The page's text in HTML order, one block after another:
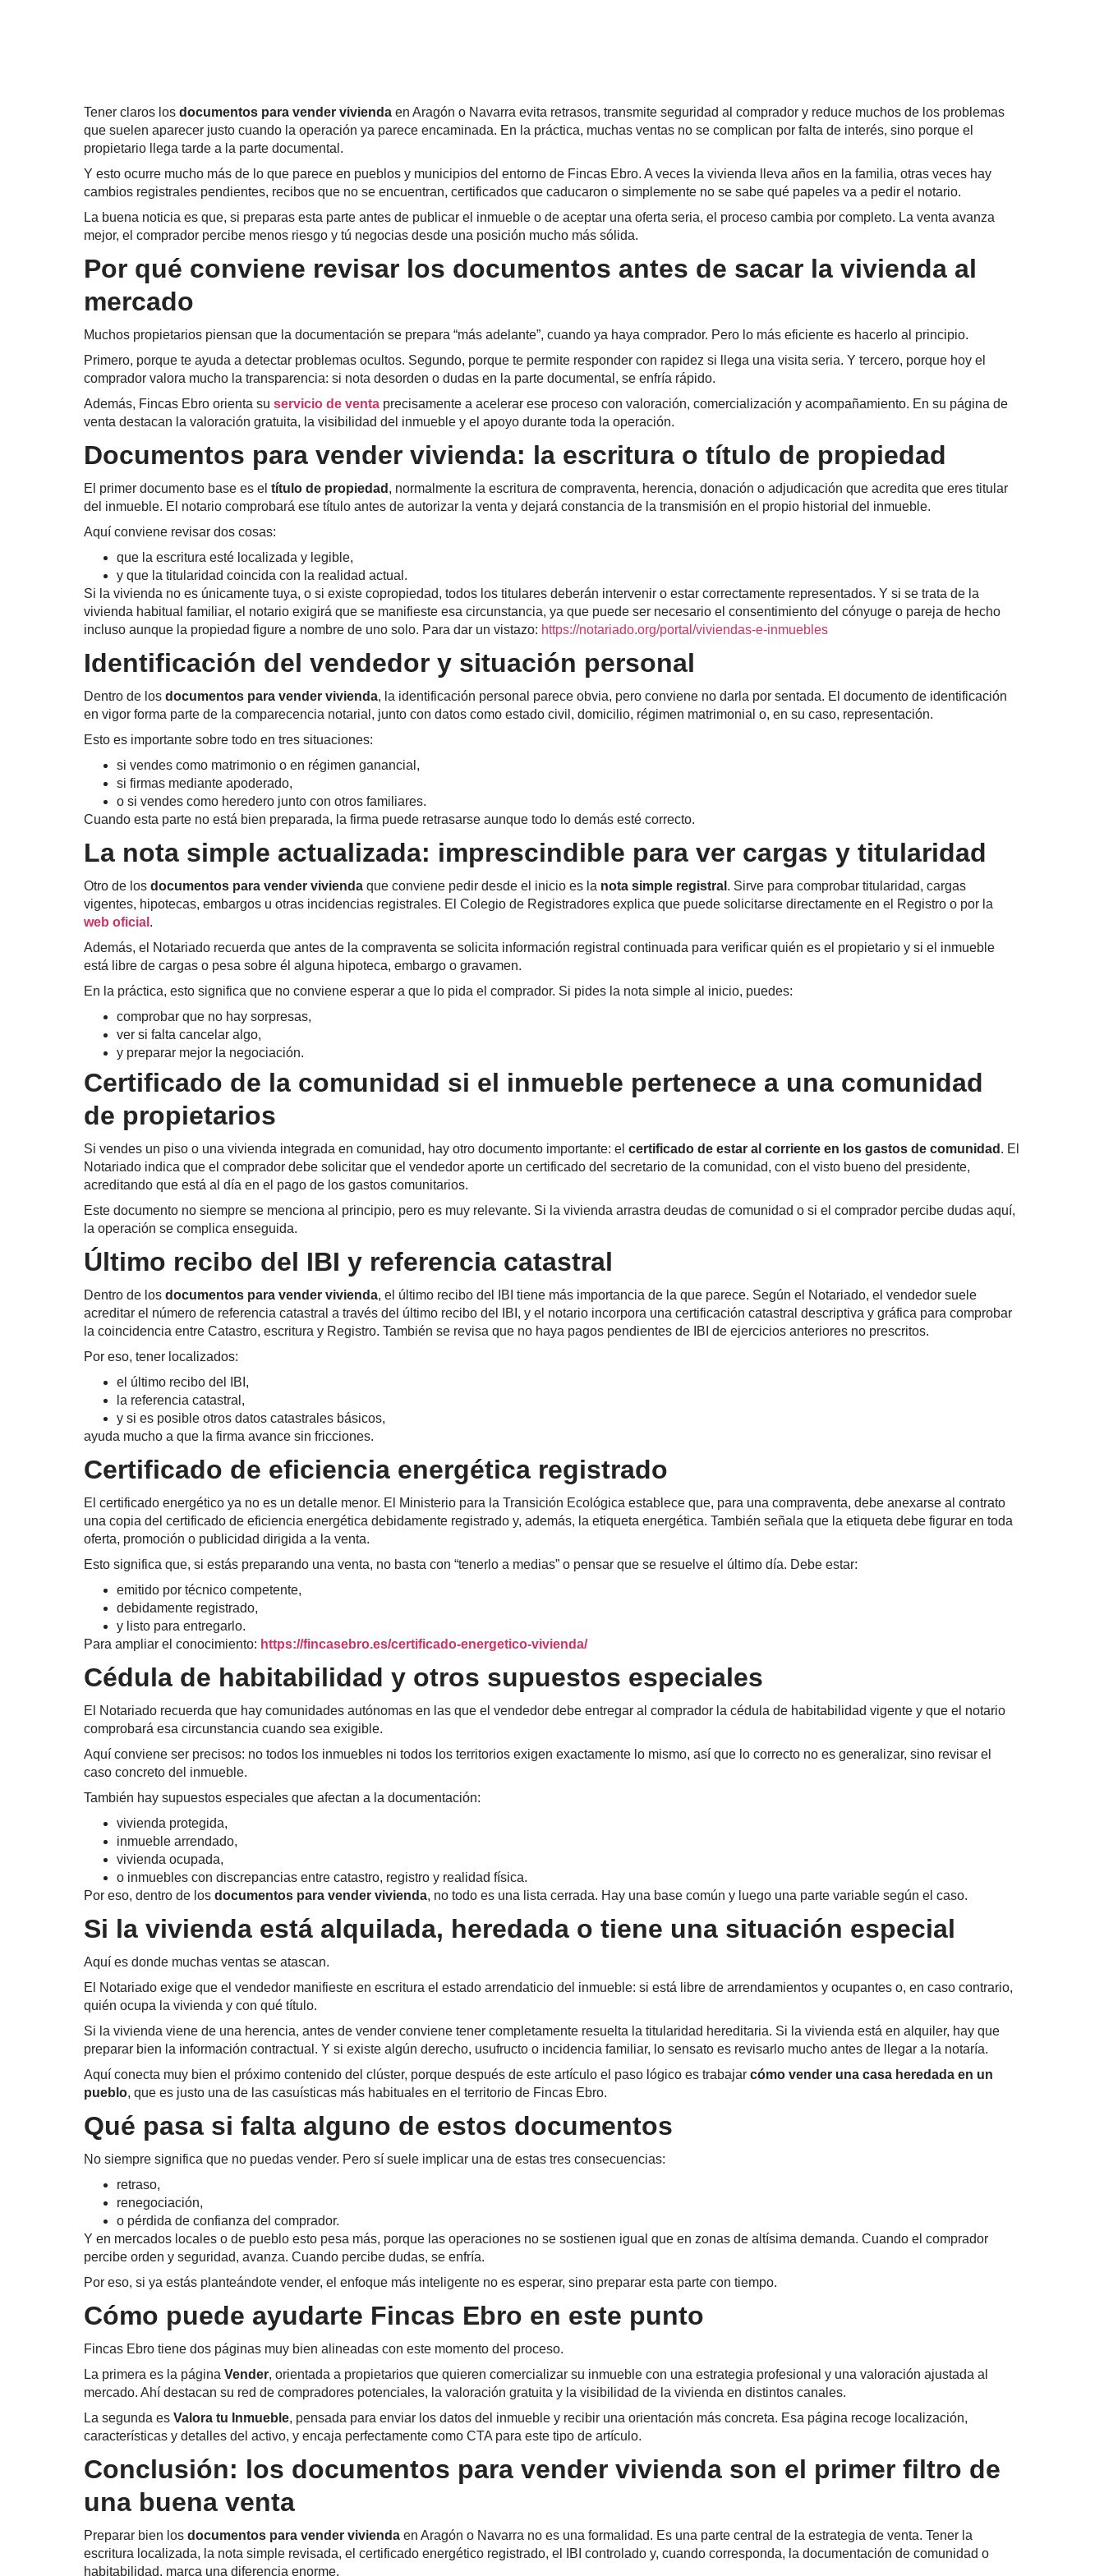
Tener claros los documentos para vender vivienda en Aragón o Navarra evita retrasos, transmite seguridad al comprador y reduce muchos de los problemas
que suelen aparecer justo cuando la operación ya parece encaminada. En la práctica, muchas ventas no se complican por falta de interés, sino porque el
propietario llega tarde a la parte documental.
Y esto ocurre mucho más de lo que parece en pueblos y municipios del entorno de Fincas Ebro. A veces la vivienda lleva años en la familia, otras veces hay
cambios registrales pendientes, recibos que no se encuentran, certificados que caducaron o simplemente no se sabe qué papeles va a pedir el notario.
La buena noticia es que, si preparas esta parte antes de publicar el inmueble o de aceptar una oferta seria, el proceso cambia por completo. La venta avanza
mejor, el comprador percibe menos riesgo y tú negocias desde una posición mucho más sólida.
Por qué conviene revisar los documentos antes de sacar la vivienda al
mercado
Muchos propietarios piensan que la documentación se prepara “más adelante”, cuando ya haya comprador. Pero lo más eficiente es hacerlo al principio.
Primero, porque te ayuda a detectar problemas ocultos. Segundo, porque te permite responder con rapidez si llega una visita seria. Y tercero, porque hoy el
comprador valora mucho la transparencia: si nota desorden o dudas en la parte documental, se enfría rápido.
Además, Fincas Ebro orienta su servicio de venta precisamente a acelerar ese proceso con valoración, comercialización y acompañamiento. En su página de
venta destacan la valoración gratuita, la visibilidad del inmueble y el apoyo durante toda la operación.
Documentos para vender vivienda: la escritura o título de propiedad
El primer documento base es el título de propiedad , normalmente la escritura de compraventa, herencia, donación o adjudicación que acredita que eres titular
del inmueble. El notario comprobará ese título antes de autorizar la venta y dejará constancia de la transmisión en el propio historial del inmueble.
Aquí conviene revisar dos cosas:
que la escritura esté localizada y legible,
y que la titularidad coincida con la realidad actual.
Si la vivienda no es únicamente tuya, o si existe copropiedad, todos los titulares deberán intervenir o estar correctamente representados. Y si se trata de la
vivienda habitual familiar, el notario exigirá que se manifieste esa circunstancia, ya que puede ser necesario el consentimiento del cónyuge o pareja de hecho
incluso aunque la propiedad figure a nombre de uno solo. Para dar un vistazo: https://notariado.org/portal/viviendas-e-inmuebles
Identificación del vendedor y situación personal
Dentro de los documentos para vender vivienda, la identificación personal parece obvia, pero conviene no darla por sentada. El documento de identificación
en vigor forma parte de la comparecencia notarial, junto con datos como estado civil, domicilio, régimen matrimonial o, en su caso, representación.
Esto es importante sobre todo en tres situaciones:
si vendes como matrimonio o en régimen ganancial,
si firmas mediante apoderado,
o si vendes como heredero junto con otros familiares.
Cuando esta parte no está bien preparada, la firma puede retrasarse aunque todo lo demás esté correcto.
La nota simple actualizada: imprescindible para ver cargas y titularidad
Otro de los documentos para vender vivienda que conviene pedir desde el inicio es la nota simple registral . Sirve para comprobar titularidad, cargas
vigentes, hipotecas, embargos u otras incidencias registrales. El Colegio de Registradores explica que puede solicitarse directamente en el Registro o por la
web oficial .
Además, el Notariado recuerda que antes de la compraventa se solicita información registral continuada para verificar quién es el propietario y si el inmueble
está libre de cargas o pesa sobre él alguna hipoteca, embargo o gravamen.
En la práctica, esto significa que no conviene esperar a que lo pida el comprador. Si pides la nota simple al inicio, puedes:
comprobar que no hay sorpresas,
ver si falta cancelar algo,
y preparar mejor la negociación.
Certificado de la comunidad si el inmueble pertenece a una comunidad
de propietarios
Si vendes un piso o una vivienda integrada en comunidad, hay otro documento importante: el certificado de estar al corriente en los gastos de comunidad . El
Notariado indica que el comprador debe solicitar que el vendedor aporte un certificado del secretario de la comunidad, con el visto bueno del presidente,
acreditando que está al día en el pago de los gastos comunitarios.
Este documento no siempre se menciona al principio, pero es muy relevante. Si la vivienda arrastra deudas de comunidad o si el comprador percibe dudas aquí,
la operación se complica enseguida.
Último recibo del IBI y referencia catastral
Dentro de los documentos para vender vivienda, el último recibo del IBI tiene más importancia de la que parece. Según el Notariado, el vendedor suele
acreditar el número de referencia catastral a través del último recibo del IBI, y el notario incorpora una certificación catastral descriptiva y gráfica para comprobar
la coincidencia entre Catastro, escritura y Registro. También se revisa que no haya pagos pendientes de IBI de ejercicios anteriores no prescritos.
Por eso, tener localizados:
el último recibo del IBI,
la referencia catastral,
y si es posible otros datos catastrales básicos,
ayuda mucho a que la firma avance sin fricciones.
Certificado de eficiencia energética registrado
El certificado energético ya no es un detalle menor. El Ministerio para la Transición Ecológica establece que, para una compraventa, debe anexarse al contrato
una copia del certificado de eficiencia energética debidamente registrado y, además, la etiqueta energética. También señala que la etiqueta debe figurar en toda
oferta, promoción o publicidad dirigida a la venta.
Esto significa que, si estás preparando una venta, no basta con “tenerlo a medias” o pensar que se resuelve el último día. Debe estar:
emitido por técnico competente,
debidamente registrado,
y listo para entregarlo.
Para ampliar el conocimiento: https://fincasebro.es/certificado-energetico-vivienda/
Cédula de habitabilidad y otros supuestos especiales
El Notariado recuerda que hay comunidades autónomas en las que el vendedor debe entregar al comprador la cédula de habitabilidad vigente y que el notario
comprobará esa circunstancia cuando sea exigible.
Aquí conviene ser precisos: no todos los inmuebles ni todos los territorios exigen exactamente lo mismo, así que lo correcto no es generalizar, sino revisar el
caso concreto del inmueble.
También hay supuestos especiales que afectan a la documentación:
vivienda protegida,
inmueble arrendado,
vivienda ocupada,
o inmuebles con discrepancias entre catastro, registro y realidad física.
Por eso, dentro de los documentos para vender vivienda, no todo es una lista cerrada. Hay una base común y luego una parte variable según el caso.
Si la vivienda está alquilada, heredada o tiene una situación especial
Aquí es donde muchas ventas se atascan.
El Notariado exige que el vendedor manifieste en escritura el estado arrendaticio del inmueble: si está libre de arrendamientos y ocupantes o, en caso contrario,
quién ocupa la vivienda y con qué título.
Si la vivienda viene de una herencia, antes de vender conviene tener completamente resuelta la titularidad hereditaria. Si la vivienda está en alquiler, hay que
preparar bien la información contractual. Y si existe algún derecho, usufructo o incidencia familiar, lo sensato es revisarlo mucho antes de llegar a la notaría.
Aquí conecta muy bien el próximo contenido del clúster, porque después de este artículo el paso lógico es trabajar cómo vender una casa heredada en un
pueblo, que es justo una de las casuísticas más habituales en el territorio de Fincas Ebro.
Qué pasa si falta alguno de estos documentos
No siempre significa que no puedas vender. Pero sí suele implicar una de estas tres consecuencias:
retraso,
renegociación,
o pérdida de confianza del comprador.
Y en mercados locales o de pueblo esto pesa más, porque las operaciones no se sostienen igual que en zonas de altísima demanda. Cuando el comprador
percibe orden y seguridad, avanza. Cuando percibe dudas, se enfría.
Por eso, si ya estás planteándote vender, el enfoque más inteligente no es esperar, sino preparar esta parte con tiempo.
Cómo puede ayudarte Fincas Ebro en este punto
Fincas Ebro tiene dos páginas muy bien alineadas con este momento del proceso.
La primera es la página Vender, orientada a propietarios que quieren comercializar su inmueble con una estrategia profesional y una valoración ajustada al
mercado. Ahí destacan su red de compradores potenciales, la valoración gratuita y la visibilidad de la vivienda en distintos canales.
La segunda es Valora tu Inmueble, pensada para enviar los datos del inmueble y recibir una orientación más concreta. Esa página recoge localización,
características y detalles del activo, y encaja perfectamente como CTA para este tipo de artículo.
Conclusión: los documentos para vender vivienda son el primer filtro de
una buena venta
Preparar bien los documentos para vender vivienda en Aragón o Navarra no es una formalidad. Es una parte central de la estrategia de venta. Tener la
escritura localizada, la nota simple revisada, el certificado energético registrado, el IBI controlado y, cuando corresponda, la documentación de comunidad o
habitabilidad, marca una diferencia enorme.